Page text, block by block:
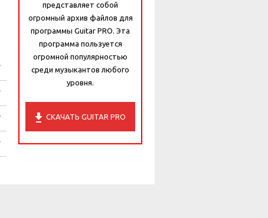
представляет собой
огромный архив файлов для
программы Guitar PRO. Эта
программа пользуется
огромной популярностью
среди музыкантов любого
уровня.
СКАЧАТЬ GUITAR PRO